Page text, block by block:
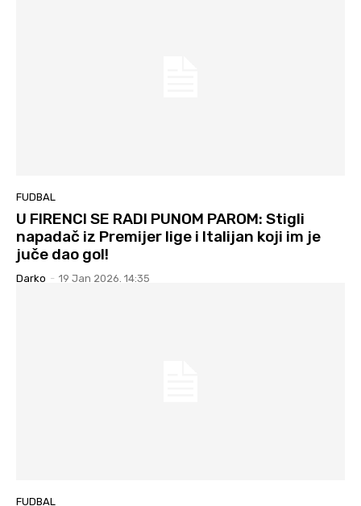
FUDBAL
U FIRENCI SE RADI PUNOM PAROM: Stigli
napadač iz Premijer lige i Italijan koji im je
juče dao gol!
Darko - 19 Jan 2026. 14:35
FUDBAL